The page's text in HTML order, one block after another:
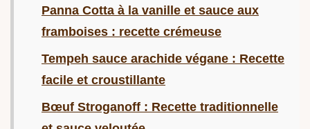
Panna Cotta à la vanille et sauce aux
framboises : recette crémeuse
Tempeh sauce arachide végane : Recette
facile et croustillante
Bœuf Stroganoff : Recette traditionnelle